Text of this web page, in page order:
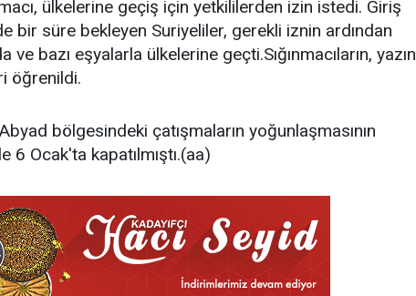
ülkelerine geçiş için yetkililerden izin istedi. Giriş
bir süre bekleyen Suriyeliler, gerekli iznin ardından
bazı eşyalarla ülkelerine geçti.Sığınmacıların, yazın
öğrenildi.
bölgesindeki çatışmaların yoğunlaşmasının
6 Ocak'ta kapatılmıştı.(aa)